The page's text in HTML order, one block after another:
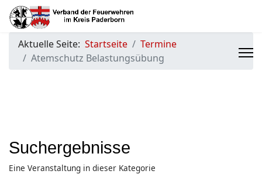
Aktuelle Seite: Startseite
Termine
Atemschutz Belastungsübung
Suchergebnisse
Eine Veranstaltung in dieser Kategorie